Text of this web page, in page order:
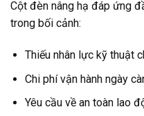
Cột đèn nâng hạ đáp ứng
trong bối cảnh:
Thiếu nhân lực kỹ thuật
Chi phí vận hành ngày
Yêu cầu về an toàn lao